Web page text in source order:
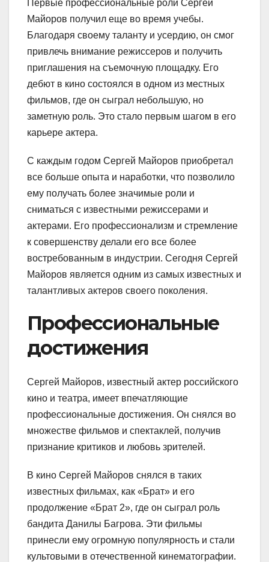
Первые профессиональные роли Сергей
Майоров получил еще во время учебы.
Благодаря своему таланту и усердию, он смог
привлечь внимание режиссеров и получить
приглашения на съемочную площадку. Его
дебют в кино состоялся в одном из местных
фильмов, где он сыграл небольшую, но
заметную роль. Это стало первым шагом в его
карьере актера.
С каждым годом Сергей Майоров приобретал
все больше опыта и наработки, что позволило
ему получать более значимые роли и
сниматься с известными режиссерами и
актерами. Его профессионализм и стремление
к совершенству делали его все более
востребованным в индустрии. Сегодня Сергей
Майоров является одним из самых известных и
талантливых актеров своего поколения.
Профессиональные
достижения
Сергей Майоров, известный актер российского
кино и театра, имеет впечатляющие
профессиональные достижения. Он снялся во
множестве фильмов и спектаклей, получив
признание критиков и любовь зрителей.
В кино Сергей Майоров снялся в таких
известных фильмах, как «Брат» и его
продолжение «Брат 2», где он сыграл роль
бандита Данилы Багрова. Эти фильмы
принесли ему огромную популярность и стали
культовыми в отечественной кинематографии.